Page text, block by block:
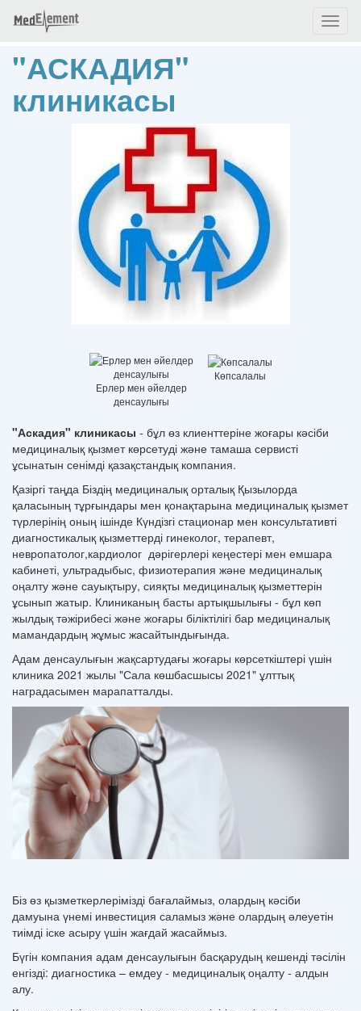
"АСКАДИЯ"
клиникасы
Ерлер мен әйелдер
денсаулығы
Көпсалалы
"Аскадия" клиникасы - бұл өз клиенттеріне жоғары кәсіби
медициналық қызмет көрсетуді және тамаша сервисті
ұсынатын сенімді қазақстандық компания.
Қазіргі таңда Біздің медициналық орталық Қызылорда
қаласының тұрғындары мен қонақтарына медициналық қызмет
түрлерінің оның ішінде Күндізгі стационар мен консультативті
диагностикалық қызметтерді гинеколог, терапевт,
невропатолог,кардиолог дәрігерлері кеңестері мен емшара
кабинеті, ультрадыбыс, физиотерапия және медициналық
оңалту және сауықтыру, сияқты медициналық қызметтерін
ұсынып жатыр. Клиниканың басты артықшылығы - бұл көп
жылдық тәжірибесі және жоғары біліктілігі бар медициналық
мамандардың жұмыс жасайтындығында.
Адам денсаулығын жақсартудағы жоғары көрсеткіштері үшін
клиника 2021 жылы "Сала көшбасшысы 2021" ұлттық
наградасымен марапатталды.
Біз өз қызметкерлерімізді бағалаймыз, олардың кәсіби
дамуына үнемі инвестиция саламыз және олардың әлеуетін
тиімді іске асыру үшін жағдай жасаймыз.
Бүгін компания адам денсаулығын басқарудың кешенді тәсілін
енгізді: диагностика – емдеу - медициналық оңалту - алдын
алу.